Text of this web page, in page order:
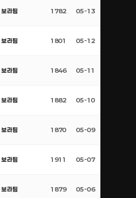
보라팀 1782 05-13
보라팀 1801 05-12
보라팀 1846 05-11
보라팀 1882 05-10
보라팀 1870 05-09
보라팀 1911 05-07
보라팀 1879 05-06